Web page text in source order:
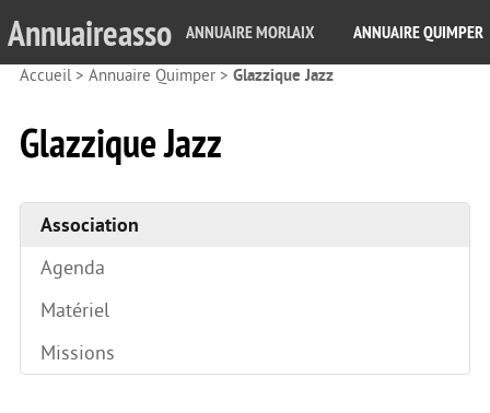
Annuaireasso ANNUAIRE MORLAIX ANNUAIRE QUIMPER
Accueil> Annuaire Quimper > Glazzique Jazz
Glazzique Jazz
Association
Agenda
Matériel
Missions